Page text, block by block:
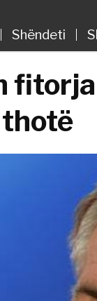
Shëndeti